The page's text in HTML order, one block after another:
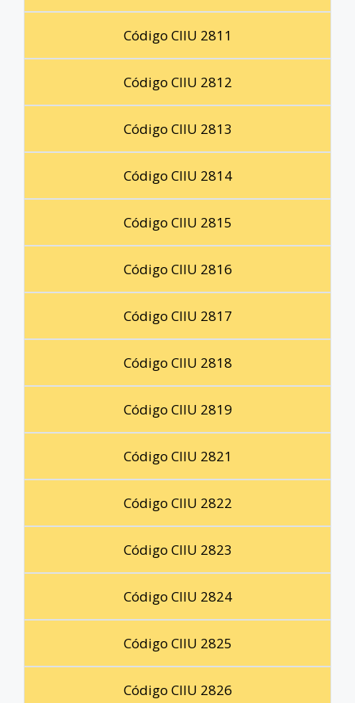
Código CIIU 2811
Código CIIU 2812
Código CIIU 2813
Código CIIU 2814
Código CIIU 2815
Código CIIU 2816
Código CIIU 2817
Código CIIU 2818
Código CIIU 2819
Código CIIU 2821
Código CIIU 2822
Código CIIU 2823
Código CIIU 2824
Código CIIU 2825
Código CIIU 2826